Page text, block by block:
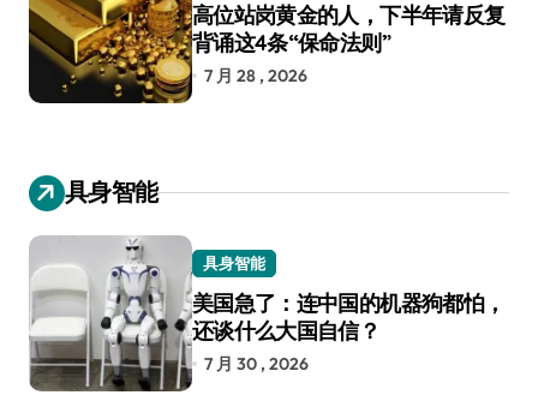
高位站岗黄金的人，下半年请反复
背诵这4条“保命法则”
7 月 28 , 2026
具身智能
具身智能
美国急了：连中国的机器狗都怕，
还谈什么大国自信？
7 月 30 , 2026